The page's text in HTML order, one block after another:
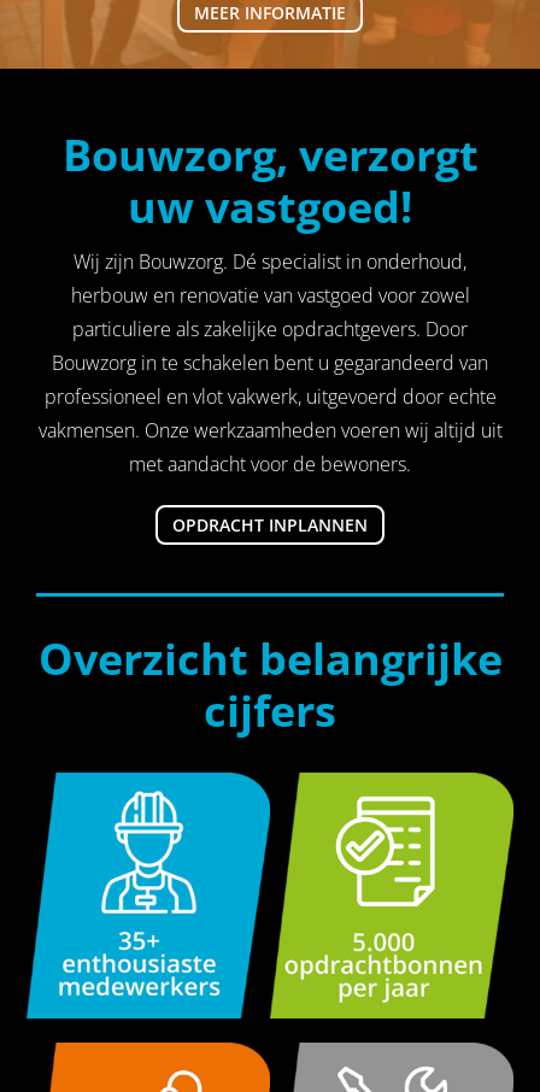
MEER INFORMATIE
Bouwzorg, verzorgt
uw vastgoed!
Wij zijn Bouwzorg. Dé specialist in onderhoud,
herbouw en renovatie van vastgoed voor zowel
particuliere als zakelijke opdrachtgevers. Door
Bouwzorg in te schakelen bent u gegarandeerd van
professioneel en vlot vakwerk, uitgevoerd door echte
vakmensen. Onze werkzaamheden voeren wij altijd uit
met aandacht voor de bewoners.
OPDRACHT INPLANNEN
Overzicht belangrijke
cijfers